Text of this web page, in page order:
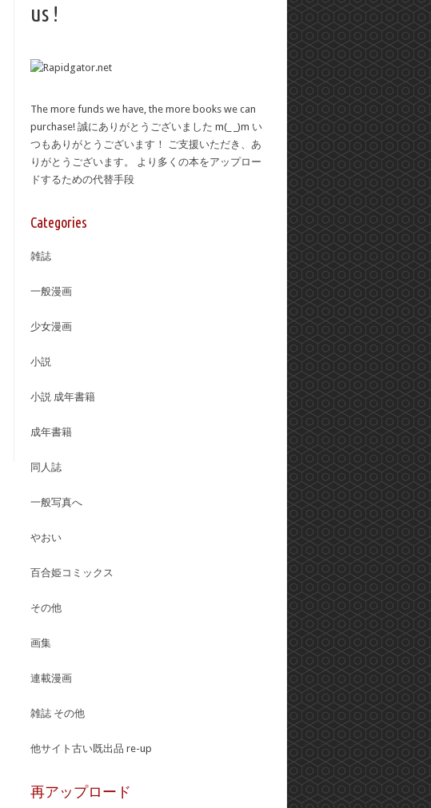
us !
The more funds we have, the more books we can
purchase! 誠にありがとうございました m(_ _)m い
つもありがとうございます！ ご支援いただき、あ
りがとうございます。 より多くの本をアップロー
ドするための代替手段
Categories
雑誌
一般漫画
少女漫画
小説
小説 成年書籍
成年書籍
同人誌
一般写真へ
やおい
百合姫コミックス
その他
画集
連載漫画
雑誌 その他
他サイト古い既出品 re-up
再アップロード